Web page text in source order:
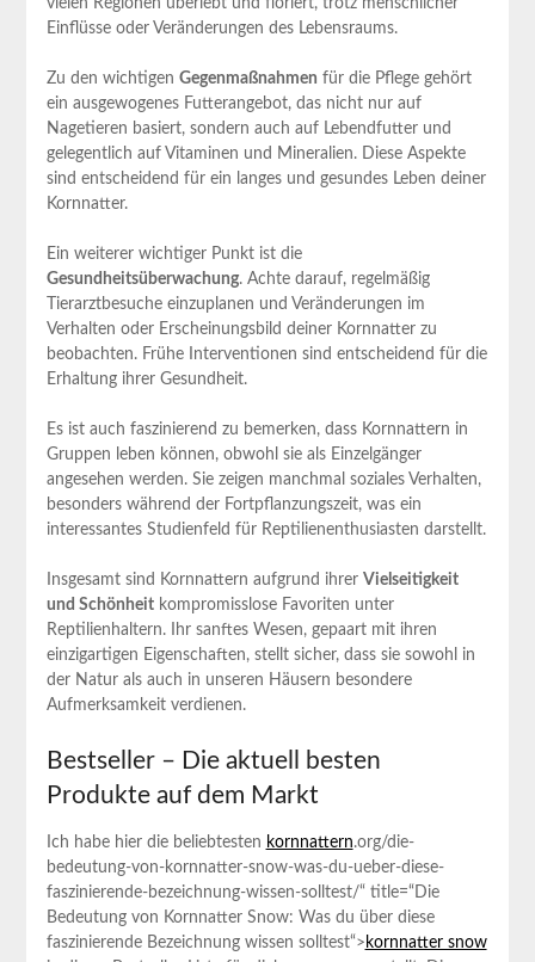
Einflüsse oder Veränderungen des Lebensraums.
Zu⁣ den wichtigen Gegenmaßnahmen für die ​Pflege gehört
ein ausgewogenes​ Futterangebot, das nicht nur auf
⁤Nagetieren ​basiert,‌ sondern ⁣auch auf Lebendfutter⁢ und
‍gelegentlich auf Vitaminen und⁢ Mineralien. ⁤Diese Aspekte​
sind entscheidend ⁢für ein langes ⁢und⁢ gesundes ‌Leben deiner
⁢Kornnatter.
Ein ​weiterer‌ wichtiger Punkt ist die⁤
Gesundheitsüberwachung. Achte darauf, regelmäßig
Tierarztbesuche einzuplanen und Veränderungen im
Verhalten ⁢oder Erscheinungsbild deiner Kornnatter zu
beobachten. Frühe Interventionen sind entscheidend für ⁤die
Erhaltung ihrer ‍Gesundheit.
Es ist auch ⁤faszinierend zu⁤ bemerken, dass Kornnattern ⁢in
Gruppen leben können, obwohl sie​ als Einzelgänger
angesehen werden. Sie zeigen manchmal ​soziales ‍Verhalten,
⁤besonders während der Fortpflanzungszeit, was ein
interessantes Studienfeld für Reptilienenthusiasten⁣ darstellt.
Insgesamt ‍sind Kornnattern aufgrund ihrer⁣ Vielseitigkeit​
und‌ Schönheitkompromisslose Favoriten unter‍
Reptilienhaltern. Ihr ⁢sanftes Wesen, gepaart mit ihren‍
einzigartigen Eigenschaften, stellt sicher,⁢ dass sie‍ sowohl in‍
der Natur als auch in unseren Häusern besondere⁤
Aufmerksamkeit verdienen.
Bestseller – Die aktuell besten
‍Produkte auf dem Markt
Ich habe‌ hier ​die beliebtesten kornnattern.org/die-
bedeutung-von-kornnatter-snow-was-du-ueber-diese-
faszinierende-bezeichnung-wissen-solltest/“ title=“Die
Bedeutung von Kornnatter Snow: Was du über diese
faszinierende Bezeichnung wissen solltest“> kornnatter snow